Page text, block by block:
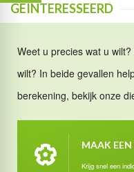
GEINTERESSEERD
Weet u precies wat u
wilt? In beide gevallen
berekening, bekijk onze
MAAK EEN
Krijg snel een